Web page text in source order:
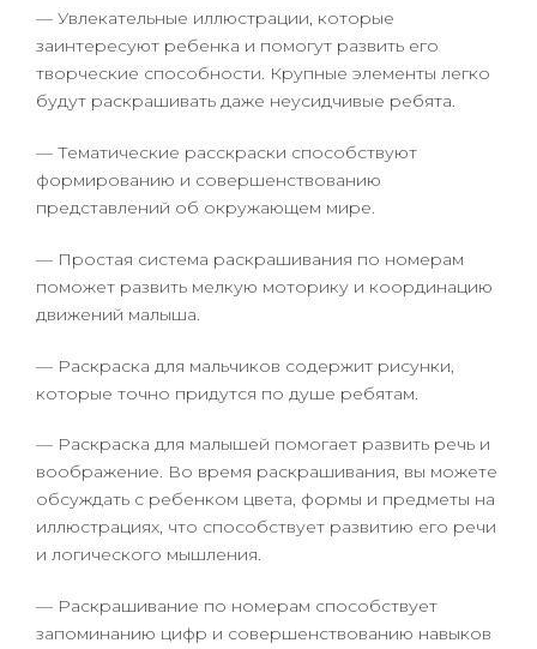
— Увлекательные иллюстрации, которые
заинтересуют ребенка и помогут развить его
творческие способности. Крупные элементы легко
будут раскрашивать даже неусидчивые ребята.
— Тематические расскраски способствуют
формированию и совершенствованию
представлений об окружающем мире.
— Простая система раскрашивания по номерам
поможет развить мелкую моторику и координацию
движений малыша.
— Раскраска для мальчиков содержит рисунки,
которые точно придутся по душе ребятам.
— Раскраска для малышей помогает развить речь и
воображение. Во время раскрашивания, вы можете
обсуждать с ребенком цвета, формы и предметы на
иллюстрациях, что способствует развитию его речи
и логического мышления.
— Раскрашивание по номерам способствует
запоминанию цифр и совершенствованию навыков